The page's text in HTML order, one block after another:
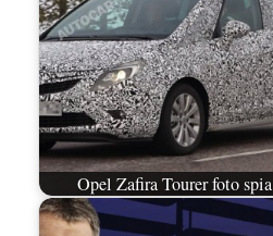
Opel Zafira Tourer foto spia